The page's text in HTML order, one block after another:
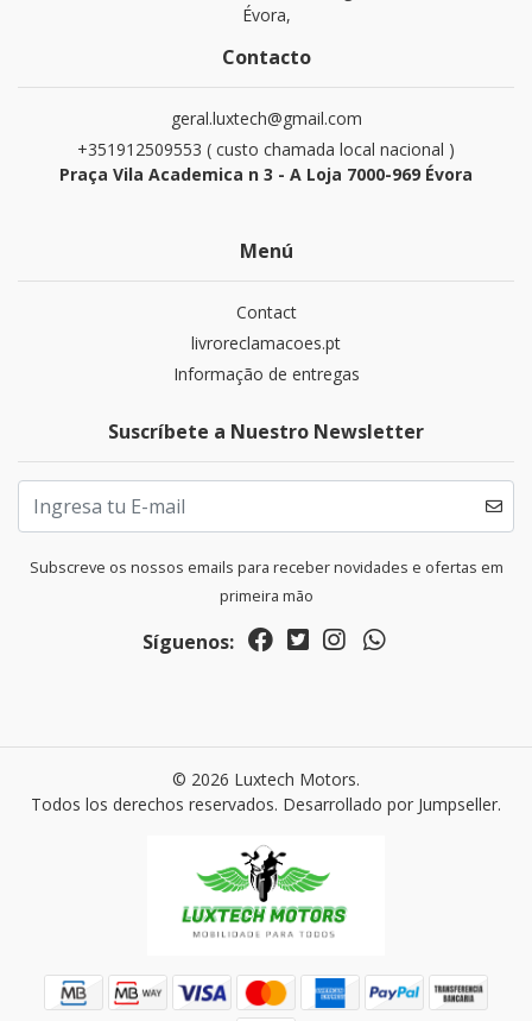
Évora,
Contacto
geral.luxtech@gmail.com
+351912509553 ( custo chamada local nacional )
Praça Vila Academica n 3 - A Loja 7000-969 Évora
Menú
Contact
livroreclamacoes.pt
Informação de entregas
Suscríbete a Nuestro Newsletter
Subscreve os nossos emails para receber novidades e ofertas em
primeira mão
Síguenos:
© 2026 Luxtech Motors.
Todos los derechos reservados. Desarrollado por Jumpseller.